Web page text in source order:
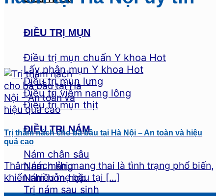
ĐIỀU TRỊ MỤN
Điều trị mụn chuẩn Y khoa
Lấy nhân mụn Y khoa
Điều trị mụn lưng
Điều trị viêm nang lông
Điều trị mụn thịt
ĐIỀU TRỊ NÁM
Nám chân sâu
Nám mảng
Nám hỗn hợp
Trị nám sau sinh
Trị thâm nách cho bà bầu tại Hà Nội – An toàn và hiệu
quả cao
Thâm nách khi mang thai là tình trạng phổ biến,
khiến nhiều mẹ bầu tại [...]